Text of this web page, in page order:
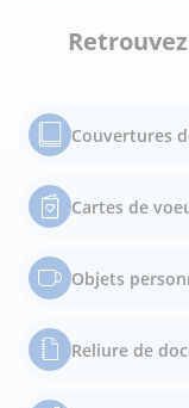
Couvertures
Cartes de
Objets
Reliure de